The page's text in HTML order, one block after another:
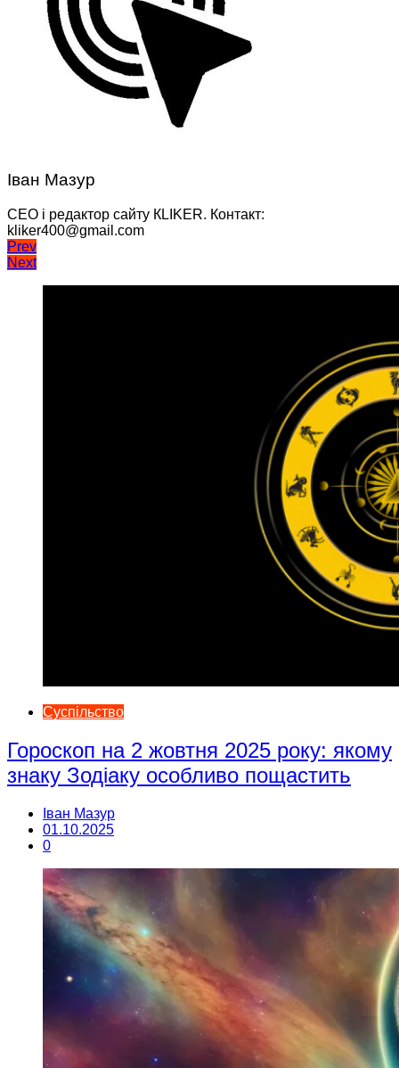
Іван Мазур
CEO і редактор сайту КLIKER. Контакт:
kliker400@gmail.com
Навігація
записів
Prev
Next
Суспільство
Гороскоп на 2 жовтня 2025 року: якому
знаку Зодіаку особливо пощастить
Іван Мазур
01.10.2025
0